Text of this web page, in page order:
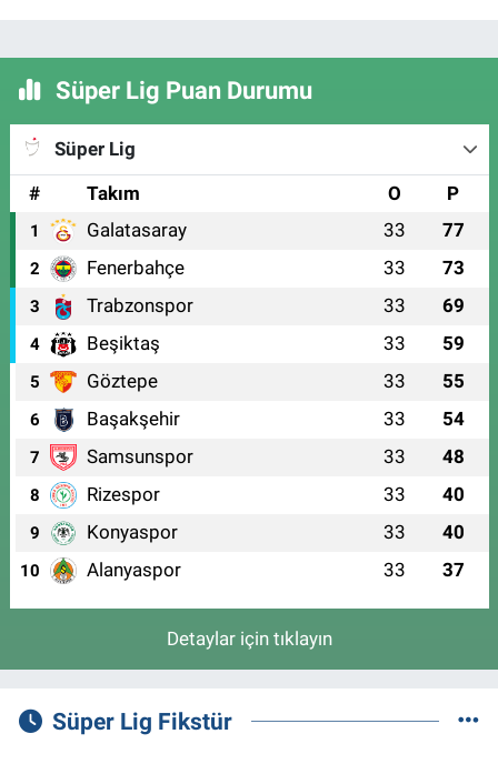
Süper Lig Puan Durumu
Süper Lig
#
Takım O P
1 Galatasaray 33 77
2 Fenerbahçe 33 73
3 Trabzonspor 33 69
4 Beşiktaş 33 59
5 Göztepe 33 55
6 Başakşehir 33 54
7 Samsunspor 33 48
8 Rizespor 33 40
9 Konyaspor 33 40
10 Alanyaspor 33 37
Detaylar için tıklayın
Süper Lig Fikstür